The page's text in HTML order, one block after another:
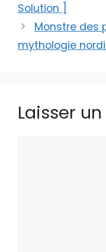
Solution ]
Monstre des
mythologie
Laisser